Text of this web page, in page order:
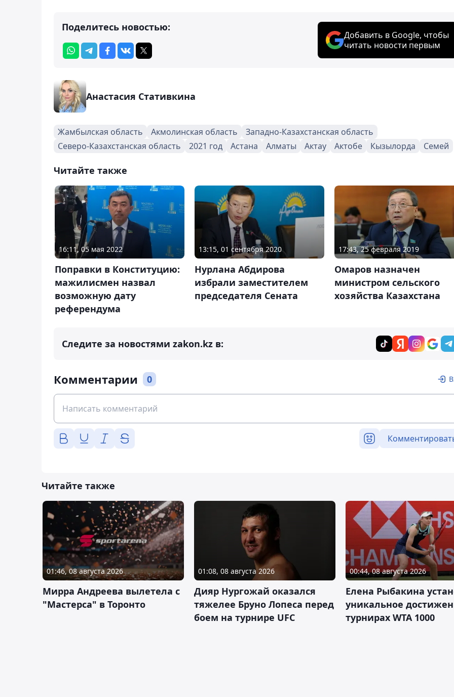
Поделитесь новостью:
Добавить в Google, чтобы
читать новости первым
Анастасия Стативкина
Жамбылская область Акмолинская область
Западно-Казахстанская область
Северо-Казахстанская область
2021 год Астана Алматы Актау Актобе Кызылорда Семей
Читайте также
16:11, 05 мая 2022
Поправки в Конституцию:
мажилисмен назвал
возможную дату
референдума
13:15, 01 сентября 2020
Нурлана Абдирова
избрали заместителем
председателя Сената
17:43, 25 февраля 2019
Омаров назначен
министром сельского
хозяйства Казахстана
Следите за новостями zakon.kz в:
Комментарии 0
Читайте также
01:46, 08 августа 2026
Мирра Андреева вылетела с
"Мастерса" в Торонто
01:08, 08 августа 2026
Дияр Нургожай оказался
тяжелее Бруно Лопеса перед
боем на турнире UFC
00:44, 08 августа 2026
Елена Рыбакина
уникальное
турнирах WTA 1000